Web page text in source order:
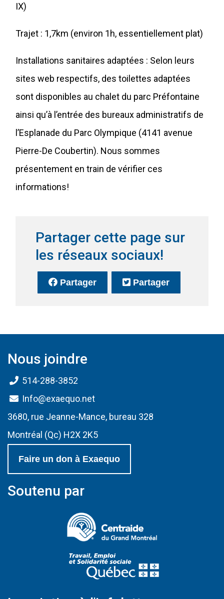
IX)
Trajet : 1,7km (environ 1h, essentiellement plat)
Installations sanitaires adaptées : Selon leurs
sites web respectifs, des toilettes adaptées
sont disponibles au chalet du parc Préfontaine
ainsi qu’à l’entrée des bureaux administratifs de
l’Esplanade du Parc Olympique (4141 avenue
Pierre-De Coubertin). Nous sommes
présentement en train de vérifier ces
informations!
Partager cette page sur
les réseaux sociaux!
Partagersur Facebook
(Ce lien s'ouvrira dans une
Partagersur Twitter
(Ce lien
Nous joindre
514-288-3852
Info@exaequo.net
3680, rue Jeanne-Mance, bureau 328
Montréal (Qc) H2X 2K5
Faire un don à Exaequo
Soutenu par